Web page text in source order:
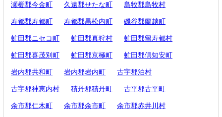
瀬棚郡今金町 久遠郡せたな町 島牧郡島牧村
寿都郡寿都町 寿都郡黒松内町 磯谷郡蘭越町
虻田郡ニセコ町 虻田郡真狩村 虻田郡留寿都村
虻田郡喜茂別町 虻田郡京極町 虻田郡倶知安町
岩内郡共和町 岩内郡岩内町 古宇郡泊村
古宇郡神恵内村 積丹郡積丹町 古平郡古平町
余市郡仁木町 余市郡余市町 余市郡赤井川村